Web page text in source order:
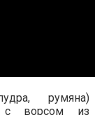
румяна)
с ворсом из